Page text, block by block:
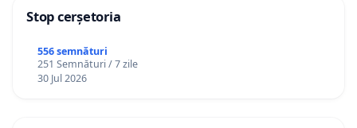
Stop cerșetoria
556 semnături
251 Semnături / 7 zile
30 Jul 2026